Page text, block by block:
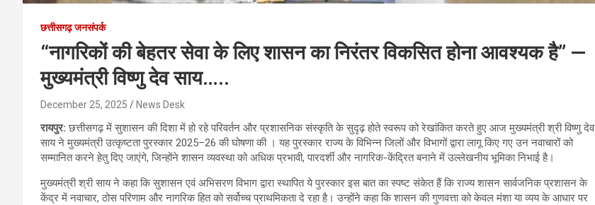
छत्तीसगढ़ जनसंपर्क
“नागरिकों की बेहतर सेवा के लिए शासन का निरंतर विकसित होना आवश्यक है” —
मुख्यमंत्री विष्णु देव साय…..
December 25, 2025 News Desk
रायपुर:छत्तीसगढ़ में सुशासन की दिशा में हो रहे परिवर्तन और प्रशासनिक संस्कृति के सुदृढ़ होते स्वरूप को रेखांकित करते हुए आज मुख्यमंत्री श्री विष्णु देव
साय ने मुख्यमंत्री उत्कृष्टता पुरस्कार 2025–26 की घोषणा की । यह पुरस्कार राज्य के विभिन्न जिलों और विभागों द्वारा लागू किए गए उन नवाचारों को
सम्मानित करने हेतु दिए जाएंगे, जिन्होंने शासन व्यवस्था को अधिक प्रभावी, पारदर्शी और नागरिक-केंद्रित बनाने में उल्लेखनीय भूमिका निभाई है।
मुख्यमंत्री श्री साय ने कहा कि सुशासन एवं अभिसरण विभाग द्वारा स्थापित ये पुरस्कार इस बात का स्पष्ट संकेत हैं कि राज्य शासन सार्वजनिक प्रशासन के
केंद्र में नवाचार, ठोस परिणाम और नागरिक हित को सर्वोच्च प्राथमिकता दे रहा है। उन्होंने कहा कि शासन की गुणवत्ता को केवल मंशा या व्यय के आधार पर